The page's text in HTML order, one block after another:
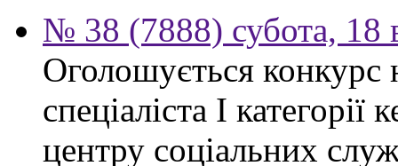
№ 38 (7888) субота, 18
Оголошується конкурс
спеціаліста І категорії
центру соціальних